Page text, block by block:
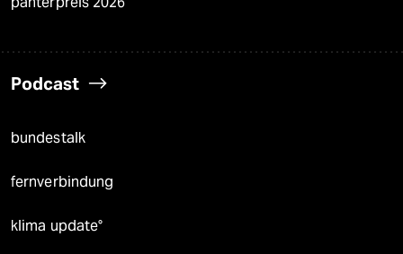
Podcast
bundestalk
fernverbindung
klima update°